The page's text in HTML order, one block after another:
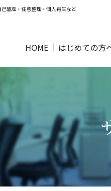
破産・任意整理・個人再生など
HOME はじめての方